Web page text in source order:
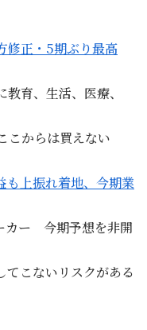
修正・5期ぶり最高
育、生活、医療、
こからは買えない
も上振れ着地、今期業
ー 今期予想を非開
てこないリスクがある